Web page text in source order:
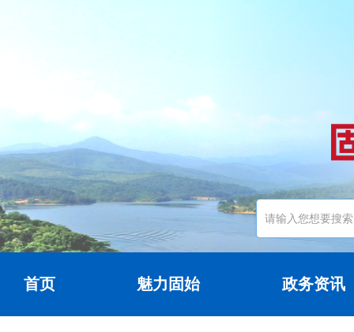
首页 魅力固始 政务资讯